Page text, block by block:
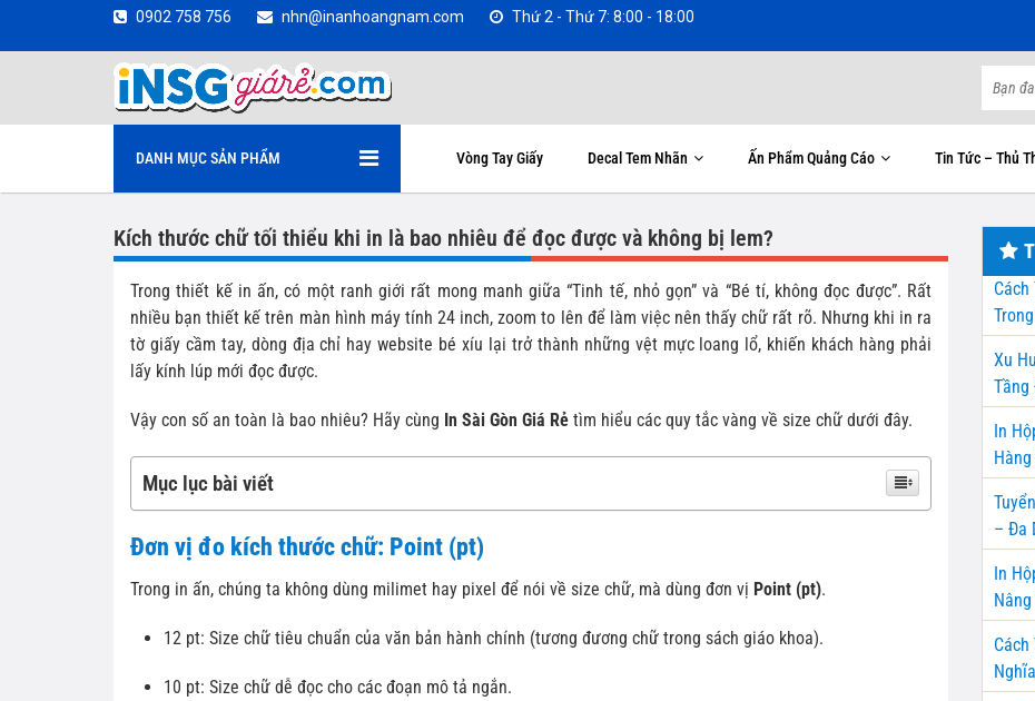
0902 758 756 nhn@inanhoangnam.com Thứ 2 - Thứ 7: 8:00 - 18:00
DANH MỤC SẢN PHẨM Vòng Tay Giấy Decal Tem Nhãn Ấn Phẩm Quảng Cáo Tin Tức – Thủ
Kích thước chữ tối thiểu khi in là bao nhiêu để đọc được và không bị lem?
Trong thiết kế in ấn, có một ranh giới rất mong manh giữa “Tinh tế, nhỏ gọn” và “Bé tí, không đọc được”. Rất
nhiều bạn thiết kế trên màn hình máy tính 24 inch, zoom to lên để làm việc nên thấy chữ rất rõ. Nhưng khi in ra
tờ giấy cầm tay, dòng địa chỉ hay website bé xíu lại trở thành những vệt mực loang lổ, khiến khách hàng phải
lấy kính lúp mới đọc được.
Vậy con số an toàn là bao nhiêu? Hãy cùng In Sài Gòn Giá Rẻ tìm hiểu các quy tắc vàng về size chữ dưới đây.
Mục lục bài viết
Đơn vị đo kích thước chữ: Point (pt)
Trong in ấn, chúng ta không dùng milimet hay pixel để nói về size chữ, mà dùng đơn vị Point (pt).
12 pt: Size chữ tiêu chuẩn của văn bản hành chính (tương đương chữ trong sách giáo khoa).
10 pt: Size chữ dễ đọc cho các đoạn mô tả ngắn.
Xu
Tầng
In
– Đa
In